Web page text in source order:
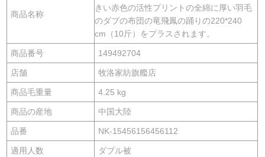
商品名称
きい赤色の活性プリントの全綿に厚い羽毛
のダブの布団の竜飛鳳の踊りの220*240
cm（10斤）をプラスされます。
商品番号 149492704
店舗 牧洛家紡旗艦店
商品毛重量 4.25 kg
商品の産地 中国大陸
品番 NK-15456156456112
適用人数 ダブル被